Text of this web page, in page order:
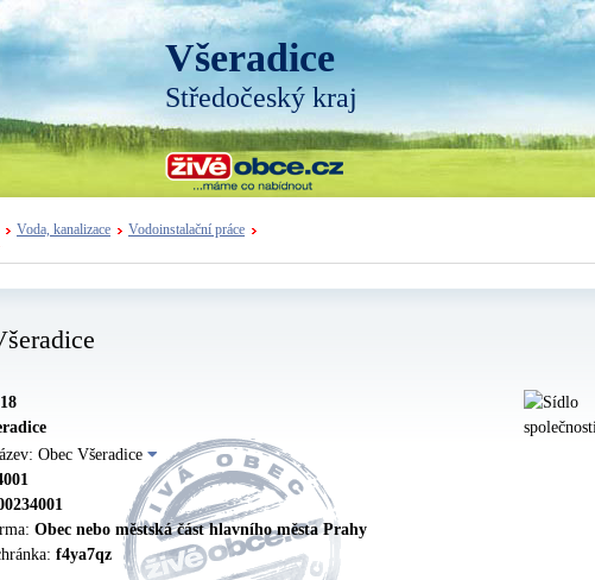
Všeradice
Středočeský kraj
Voda, kanalizace
Vodoinstalační práce
18
Obec Všeradice
Obec nebo městská část hlavního města Prahy
f4ya7qz